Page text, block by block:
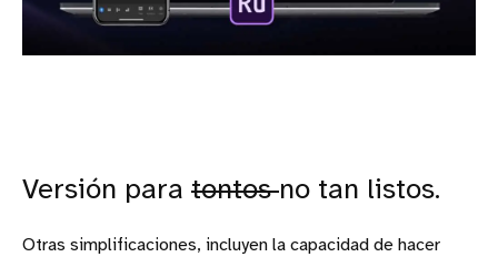
Versión para tontosno tan listos.
Otras simplificaciones, incluyen la capacidad de hacer